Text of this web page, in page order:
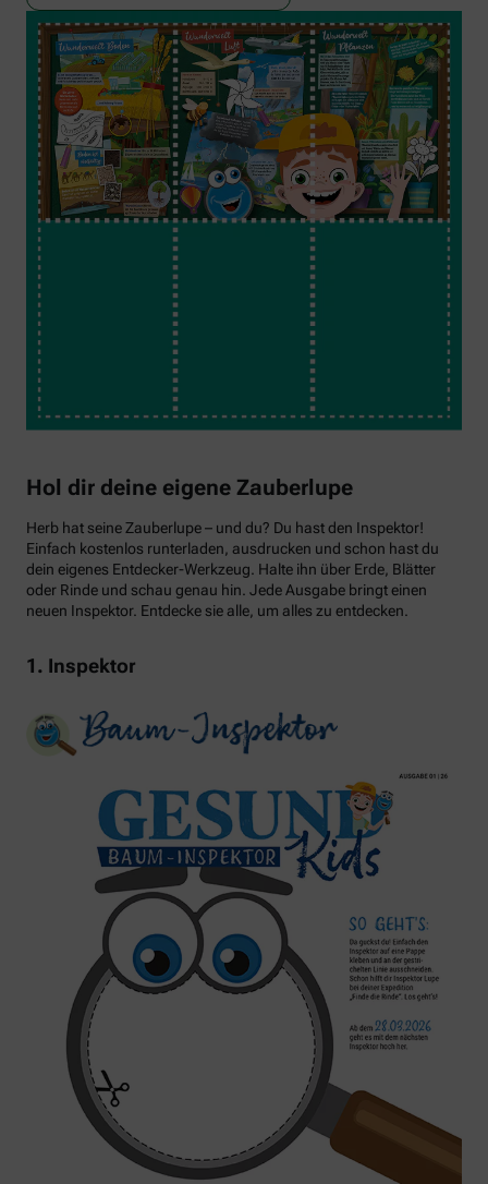
Hol dir deine eigene Zauberlupe
Herb hat seine Zauberlupe – und du? Du hast den Inspektor!
Einfach kostenlos runterladen, ausdrucken und schon hast du
dein eigenes Entdecker-Werkzeug. Halte ihn über Erde, Blätter
oder Rinde und schau genau hin. Jede Ausgabe bringt einen
neuen Inspektor. Entdecke sie alle, um alles zu entdecken.
1. Inspektor